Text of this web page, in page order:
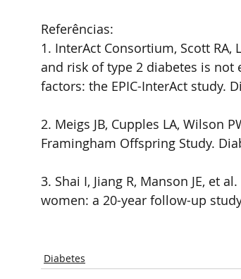
Referências:
1. InterAct Consortium, Scott
and risk of type 2 diabetes is
factors: the EPIC-InterAct study.
2. Meigs JB, Cupples LA, Wilson
Framingham Offspring Study.
3. Shai I, Jiang R, Manson JE, et
women: a 20-year follow-up
Diabetes